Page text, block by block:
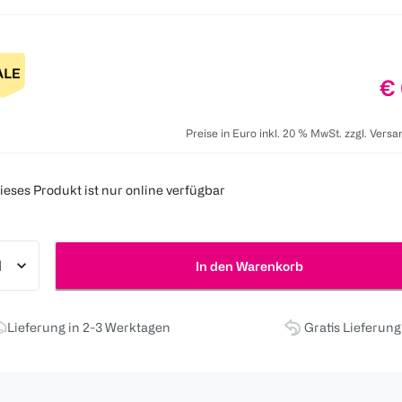
€
Preise in Euro inkl. 20 % MwSt. zzgl.
Produkt ist nur online verfügbar
In den Warenkorb
Lieferung in 2-3 Werktagen Gratis